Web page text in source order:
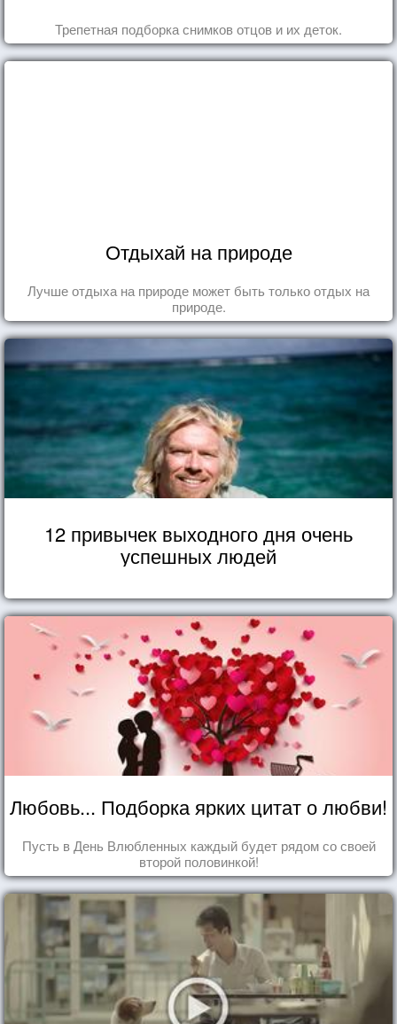
Трепетная подборка снимков отцов и их деток.
Отдыхай на природе
Лучше отдыха на природе может быть только отдых на
природе.
12 привычек выходного дня очень
успешных людей
Любовь... Подборка ярких цитат о любви!
Пусть в День Влюбленных каждый будет рядом со своей
второй половинкой!